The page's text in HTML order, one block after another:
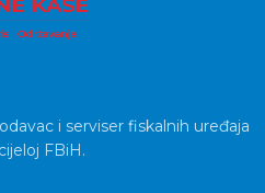
i serviser fiskalnih uređaja
FBiH.